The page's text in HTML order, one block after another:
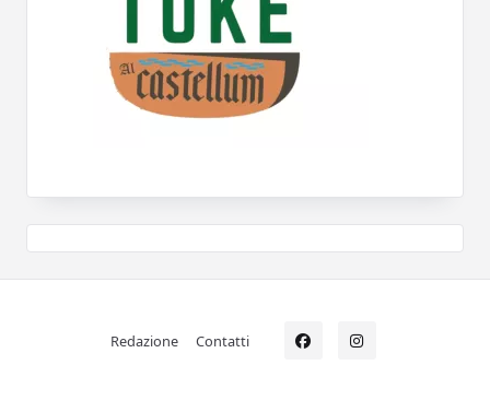
Redazione Contatti